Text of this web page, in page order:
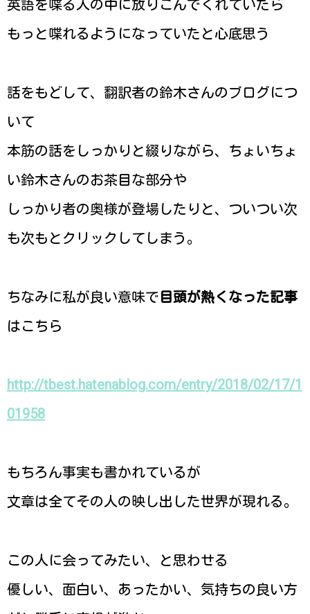
英語を喋る人の中に放りこんでくれていたら
もっと喋れるようになっていたと心底思う
話をもどして、翻訳者の鈴木さんのブログにつ
いて
本筋の話をしっかりと綴りながら、ちょいちょ
い鈴木さんのお茶目な部分や
しっかり者の奥様が登場したりと、ついつい次
も次もとクリックしてしまう。
ちなみに私が良い意味で 目頭が熱くなった記事
はこちら
http://tbest.hatenablog.com/entry/2018/02/17/1
01958
もちろん事実も書かれているが
文章は全てその人の映し出した世界が現れる。
この人に会ってみたい、と思わせる
優しい、面白い、あったかい、気持ちの良い方